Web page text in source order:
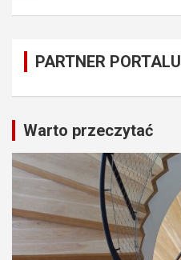
PARTNER PORTALU
Warto przeczytać